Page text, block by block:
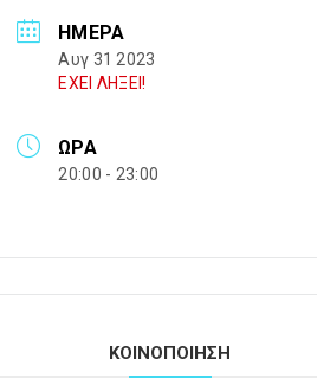
ΗΜΈΡΑ
Αυγ 31 2023
ΕΧΕΙ ΛΗΞΕΙ!
ΏΡΑ
20:00 - 23:00
ΚΟΙΝΟΠΟΙΗΣΗ